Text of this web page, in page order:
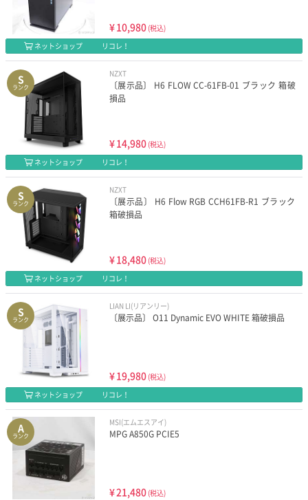
¥10,980 (税込)
ネットショップ
リコレ！
S
ランク
NZXT
〔展示品〕 H6 FLOW CC-61FB-01 ブラック 箱破
損品
¥14,980 (税込)
ネットショップ
リコレ！
S
ランク
NZXT
〔展示品〕 H6 Flow RGB CCH61FB-R1 ブラック
箱破損品
¥18,480 (税込)
ネットショップ
リコレ！
S
ランク
LIAN LI(リアンリー)
〔展示品〕 O11 Dynamic EVO WHITE 箱破損品
¥19,980 (税込)
ネットショップ
リコレ！
A
ランク
MSI(エムエスアイ)
MPG A850G PCIE5
¥21,480 (税込)